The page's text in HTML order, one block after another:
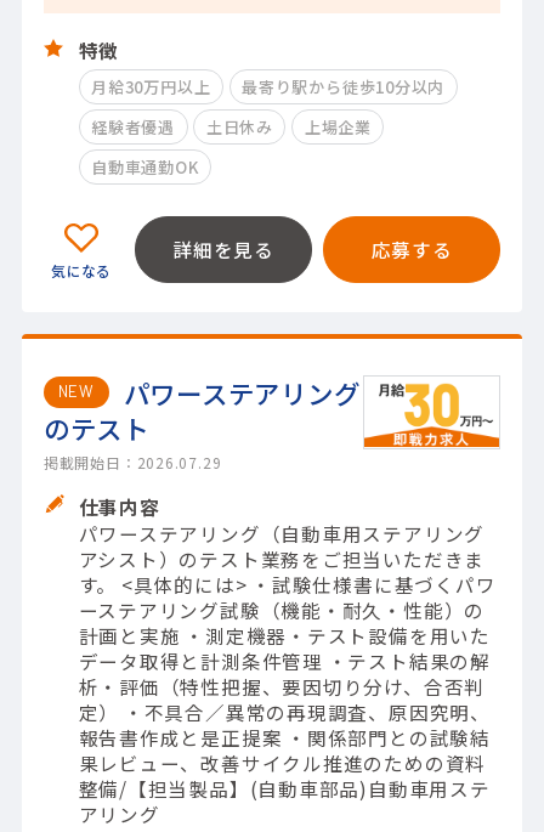
特徴
月給30万円以上
最寄り駅から徒歩10分以内
経験者優遇
土日休み
上場企業
自動車通勤OK
詳細を見る 応募する
NEW
パワーステアリング
のテスト
掲載開始日：2026.07.29
仕事内容
パワーステアリング（自動車用ステアリング
アシスト）のテスト業務をご担当いただきま
す。 <具体的には> ・試験仕様書に基づくパワ
ーステアリング試験（機能・耐久・性能）の
計画と実施 ・測定機器・テスト設備を用いた
データ取得と計測条件管理 ・テスト結果の解
析・評価（特性把握、要因切り分け、合否判
定） ・不具合／異常の再現調査、原因究明、
報告書作成と是正提案 ・関係部門との試験結
果レビュー、改善サイクル推進のための資料
整備/【担当製品】(自動車部品)自動車用ステ
アリング